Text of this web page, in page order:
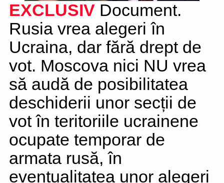
EXCLUSIV Document.
Rusia vrea alegeri în
Ucraina, dar fără drept de
vot. Moscova nici NU vrea
să audă de posibilitatea
deschiderii unor secții de
vot în teritoriile ucrainene
ocupate temporar de
armata rusă, în
eventualitatea unor alegeri